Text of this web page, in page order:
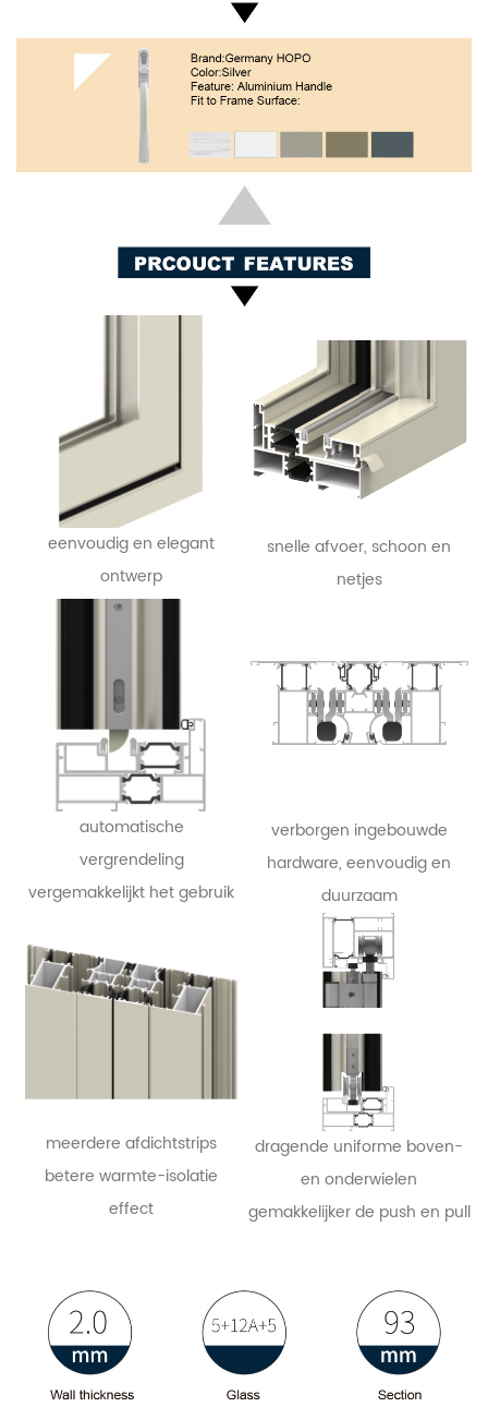
eenvoudig en elegant
ontwerp
snelle afvoer, schoon en
netjes
automatische
vergrendeling
vergemakkelijkt het gebruik
verborgen ingebouwde
hardware, eenvoudig en
duurzaam
meerdere afdichtstrips
betere warmte-isolatie
effect
dragende uniforme boven-
en onderwielen
gemakkelijker de push en pull